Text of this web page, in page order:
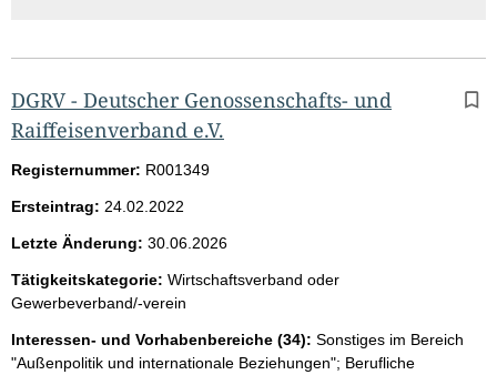
DGRV - Deutscher Genossenschafts- und
Raiffeisenverband e.V.
Registernummer: R001349
Ersteintrag: 24.02.2022
Letzte Änderung: 30.06.2026
Tätigkeitskategorie: Wirtschaftsverband oder
Gewerbeverband/-verein
Interessen- und Vorhabenbereiche (34): Sonstiges im Bereich
"Außenpolitik und internationale Beziehungen"; Berufliche